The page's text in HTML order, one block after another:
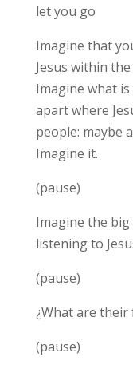
let you go
Imagine that
Jesus within
Imagine what
apart where
people: maybe
Imagine it.
(pause)
Imagine the
listening to
(pause)
¿What are their
(pause)